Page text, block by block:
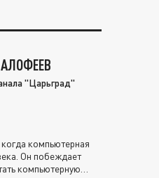
"Царьград"
компьютерная
Он побеждает
компьютерную